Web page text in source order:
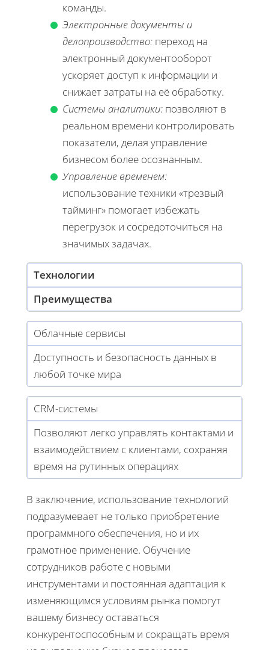
команды.
Электронные документы и
делопроизводство: переход на
электронный документооборот
ускоряет доступ к информации и
снижает затраты на её обработку.
Системы аналитики: позволяют в
реальном времени контролировать
показатели, делая управление
бизнесом более осознанным.
Управление временем:
использование техники «трезвый
тайминг» помогает избежать
перегрузок и сосредоточиться на
значимых задачах.
Технологии
Преимущества
Облачные сервисы
Доступность и безопасность данных в
любой точке мира
CRM-системы
Позволяют легко управлять контактами и
взаимодействием с клиентами, сохраняя
время на рутинных операциях
В заключение, использование технологий
подразумевает не только приобретение
программного обеспечения, но и их
грамотное применение. Обучение
сотрудников работе с новыми
инструментами и постоянная адаптация к
изменяющимся условиям рынка помогут
вашему бизнесу оставаться
конкурентоспособным и сокращать время